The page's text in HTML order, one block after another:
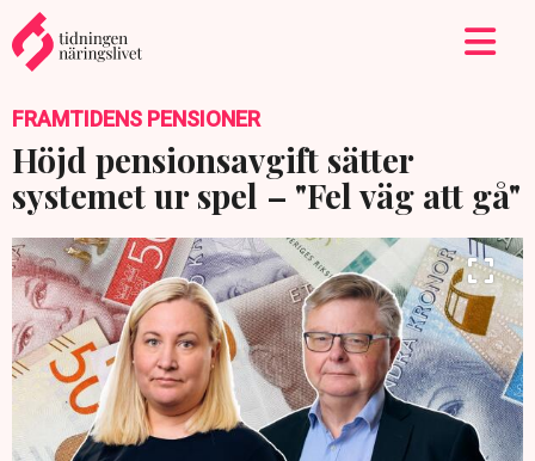
FRAMTIDENS PENSIONER
Höjd pensionsavgift sätter
systemet ur spel – "Fel väg att gå"